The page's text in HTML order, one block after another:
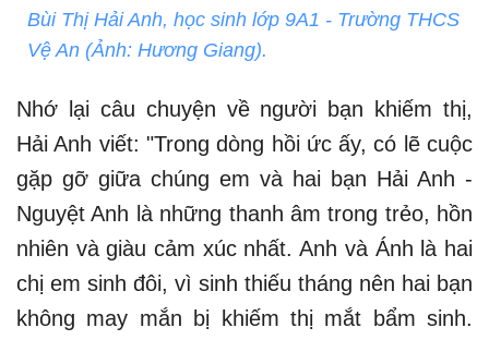
Bùi Thị Hải Anh, học sinh lớp 9A1 - Trường THCS
Vệ An (Ảnh: Hương Giang).
Nhớ lại câu chuyện về người bạn khiếm thị,
Hải Anh viết: "Trong dòng hồi ức ấy, có lẽ cuộc
gặp gỡ giữa chúng em và hai bạn Hải Anh -
Nguyệt Anh là những thanh âm trong trẻo, hồn
nhiên và giàu cảm xúc nhất. Anh và Ánh là hai
chị em sinh đôi, vì sinh thiếu tháng nên hai bạn
không may mắn bị khiếm thị mắt bẩm sinh.